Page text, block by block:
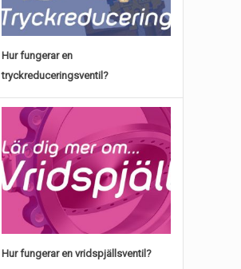
Hur fungerar en
tryckreduceringsventil?
Hur fungerar en vridspjällsventil?